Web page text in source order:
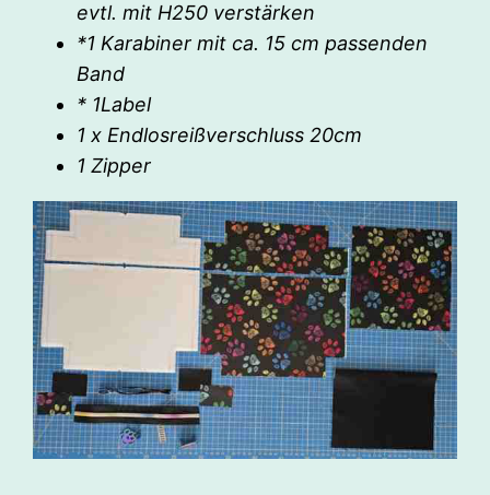
evtl. mit H250 verstärken
*1 Karabiner mit ca. 15 cm passenden
Band
* 1Label
1 x Endlosreißverschluss 20cm
1 Zipper